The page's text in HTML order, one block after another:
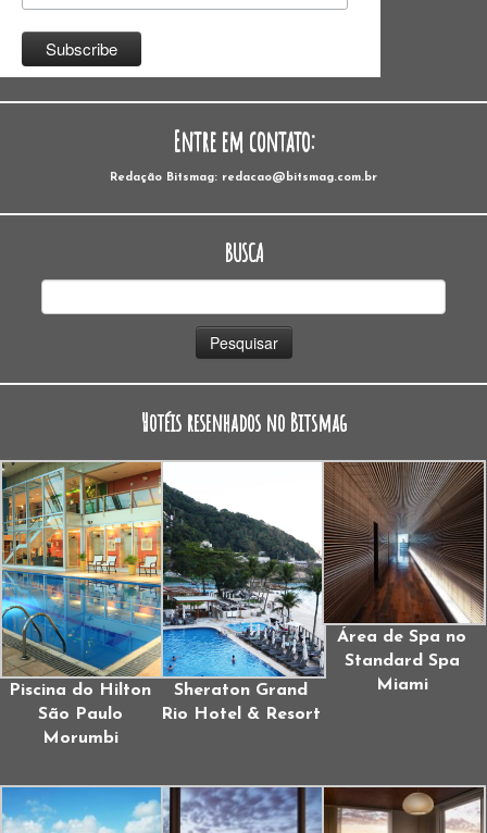
Entre em contato:
Redação Bitsmag: redacao@bitsmag.com.br
BUSCA
Hotéis resenhados no Bitsmag
Piscina do Hilton
São Paulo
Morumbi
Sheraton Grand
Rio Hotel & Resort
Área de Spa no
Standard Spa
Miami